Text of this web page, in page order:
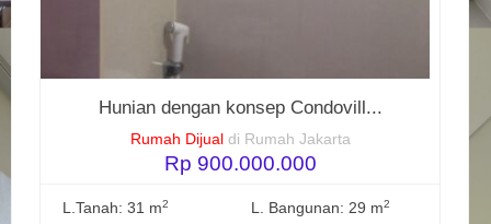
Hunian dengan konsep Condovill...
Rumah Dijual di Rumah Jakarta
Rp 900.000.000
L.Tanah: 31 m2 L. Bangunan: 29 m2